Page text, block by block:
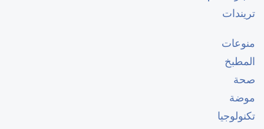
تريندات
منوعات
المطبخ
صحة
موضة
تكنولوجيا